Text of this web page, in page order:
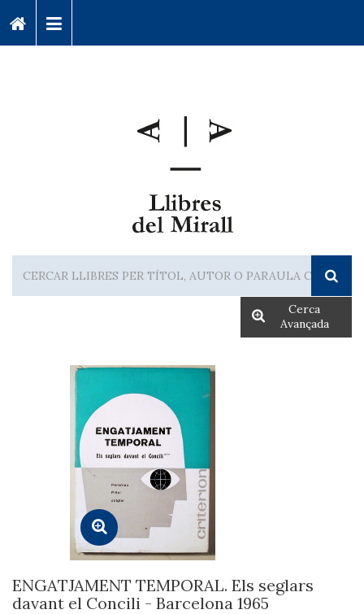
Cerca
Avançada
ENGATJAMENT TEMPORAL. Els seglars
davant el Concili - Barcelona 1965